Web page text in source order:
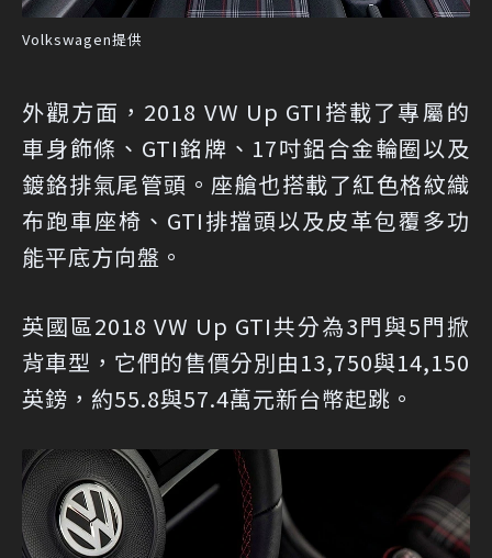
Volkswagen提供
外觀方面，2018 VW Up GTI搭載了專屬的
車身飾條、GTI銘牌、17吋鋁合金輪圈以及
鍍鉻排氣尾管頭。座艙也搭載了紅色格紋織
布跑車座椅、GTI排擋頭以及皮革包覆多功
能平底方向盤。
英國區2018 VW Up GTI共分為3門與5門掀
背車型，它們的售價分別由13,750與14,150
英鎊，約55.8與57.4萬元新台幣起跳。